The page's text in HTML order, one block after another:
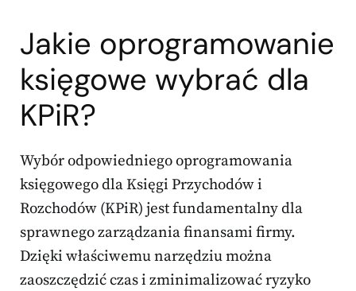
Jakie oprogramowanie
księgowe wybrać dla
KPiR?
Wybór odpowiedniego oprogramowania
księgowego dla Księgi Przychodów i
Rozchodów (KPiR) jest fundamentalny dla
sprawnego zarządzania finansami firmy.
Dzięki właściwemu narzędziu można
zaoszczędzić czas i zminimalizować ryzyko